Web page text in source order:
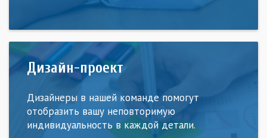
Дизайн-проект
Дизайнеры в нашей команде помогут
отобразить вашу неповторимую
индивидуальность в каждой детали.